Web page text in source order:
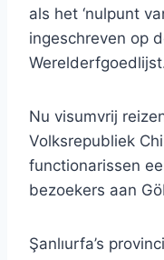
als het ‘nulpunt
ingeschreven op
Nu visumvrij
Volksrepubliek
functionarissen
bezoekers aan
Şanlıurfa’s